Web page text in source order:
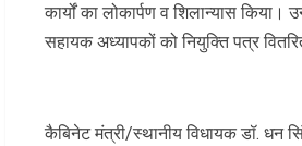
कार्यों का लोकार्पण व शिलान्यास किया।
सहायक अध्यापकों को नियुक्ति पत्र
कैबिनेट मंत्री/स्थानीय विधायक डॉ. धन